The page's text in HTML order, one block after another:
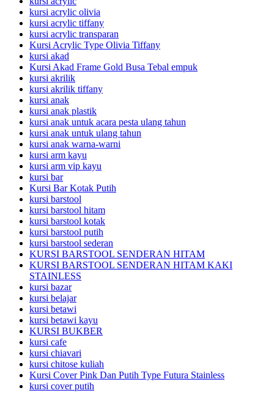
kursi acrylic olivia
kursi acrylic tiffany
kursi acrylic transparan
Kursi Acrylic Type Olivia Tiffany
kursi akad
Kursi Akad Frame Gold Busa Tebal empuk
kursi akrilik
kursi akrilik tiffany
kursi anak
kursi anak plastik
kursi anak untuk acara pesta ulang tahun
kursi anak untuk ulang tahun
kursi anak warna-warni
kursi arm kayu
kursi arm vip kayu
kursi bar
Kursi Bar Kotak Putih
kursi barstool
kursi barstool hitam
kursi barstool kotak
kursi barstool putih
kursi barstool sederan
KURSI BARSTOOL SENDERAN HITAM
KURSI BARSTOOL SENDERAN HITAM KAKI
STAINLESS
kursi bazar
kursi belajar
kursi betawi
kursi betawi kayu
KURSI BUKBER
kursi cafe
kursi chiavari
kursi chitose kuliah
Kursi Cover Pink Dan Putih Type Futura Stainless
kursi cover putih